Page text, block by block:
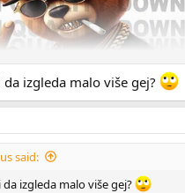
izgleda malo više gej?
said:
da izgleda malo više gej?